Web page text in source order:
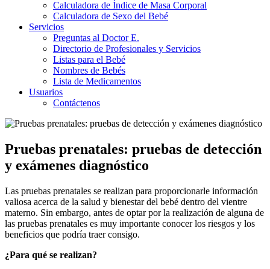
Calculadora de Índice de Masa Corporal
Calculadora de Sexo del Bebé
Servicios
Preguntas al Doctor E.
Directorio de Profesionales y Servicios
Listas para el Bebé
Nombres de Bebés
Lista de Medicamentos
Usuarios
Contáctenos
Pruebas prenatales: pruebas de detección
y exámenes diagnóstico
Las pruebas prenatales se realizan para proporcionarle información
valiosa acerca de la salud y bienestar del bebé dentro del vientre
materno. Sin embargo, antes de optar por la realización de alguna de
las pruebas prenatales es muy importante conocer los riesgos y los
beneficios que podría traer consigo.
¿Para qué se realizan?